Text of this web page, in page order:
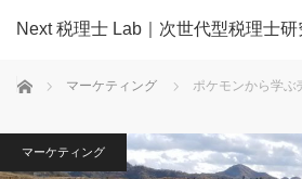
Next 税理士 Lab｜次世代型税理士研
ホーム マーケティング ポケモンから学ぶ
マーケティング